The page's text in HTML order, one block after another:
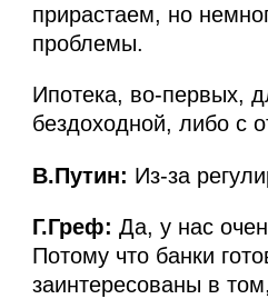
прирастаем, но
проблемы.
Ипотека, во-первых,
бездоходной, либо с
В.Путин: Из-за
Г.Греф: Да, у нас
Потому что банки
заинтересованы в